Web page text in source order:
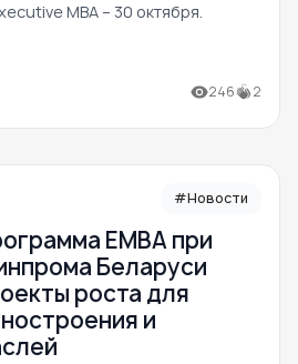
MBA – 30 октября.
246 2
#Новости
ЕМВА при
Беларуси
роста для
и